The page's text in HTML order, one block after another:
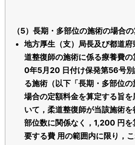
（5）長期・多部位の施術の場合
地方厚生（支）局長及び都道
道整復師の施術に係る療養費
0年5月20 日付け保発第56号
る施術（以下「長期・多部位
場合の定額料金を算定する旨
いて，柔道整復師が当該施術
部位数に関係なく，1,200 円を
要する費 用の範囲内に限り，